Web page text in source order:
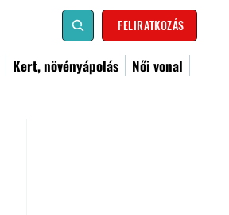
FELIRATKOZÁS
Kert, növényápolás
Női vonal